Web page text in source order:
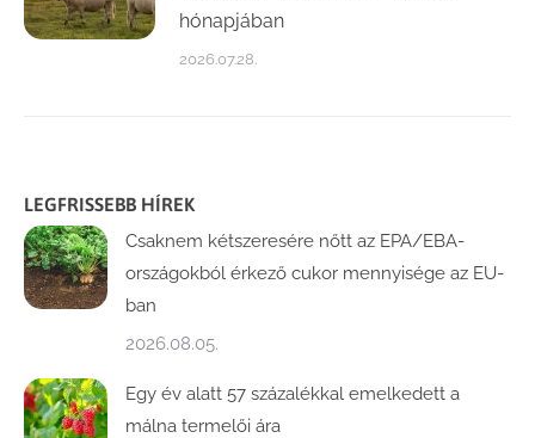
hónapjában
2026.07.28.
LEGFRISSEBB HÍREK
Csaknem kétszeresére nőtt az EPA/EBA-
országokból érkező cukor mennyisége az EU-
ban
2026.08.05.
Egy év alatt 57 százalékkal emelkedett a
málna termelői ára